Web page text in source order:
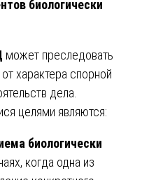
биологически
может преследовать
характера спорной
дела.
целями являются:
биологически
когда одна из